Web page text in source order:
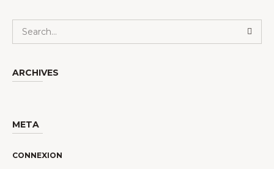
ARCHIVES
META
CONNEXION